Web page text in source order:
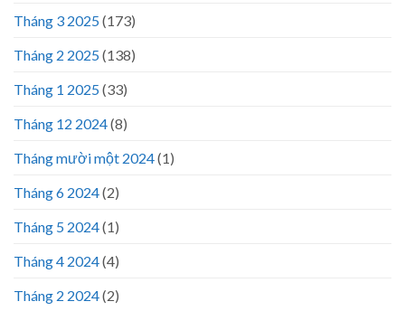
Tháng 3 2025(173)
Tháng 2 2025(138)
Tháng 1 2025(33)
Tháng 12 2024(8)
Tháng mười một 2024(1)
Tháng 6 2024(2)
Tháng 5 2024(1)
Tháng 4 2024(4)
Tháng 2 2024(2)